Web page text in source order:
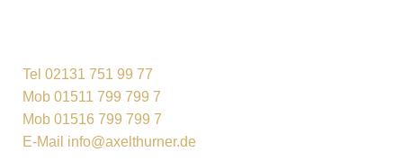
Tel 02131 751 99 77
Mob 01511 799 799 7
Mob 01516 799 799 7
E-Mail info@axelthurner.de